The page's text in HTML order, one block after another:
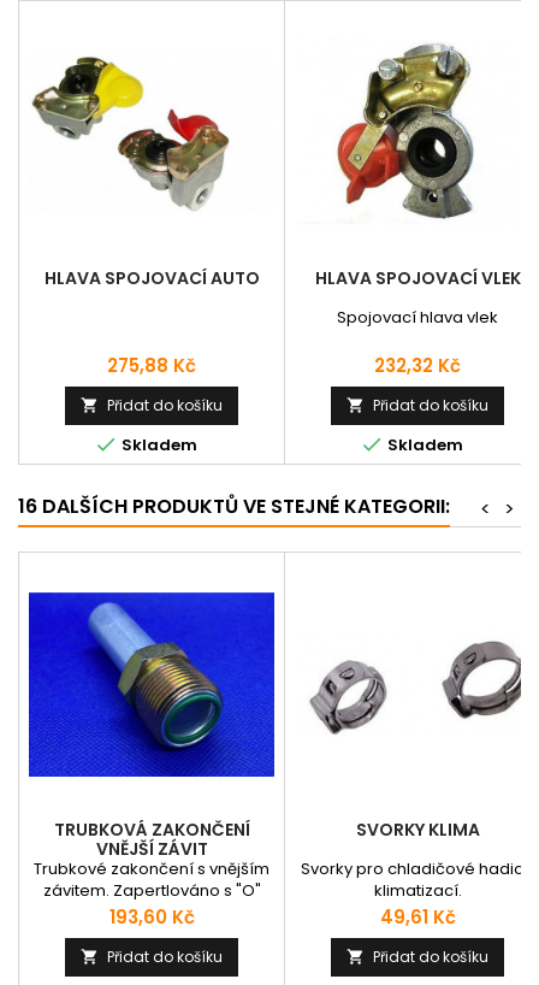
HLAVA SPOJOVACÍ AUTO
Cena
275,88 Kč
 Přidat do košíku
 Skladem
HLAVA SPOJOVACÍ VLEK
Spojovací hlava vlek
Cena
232,32 Kč
 Přidat do košíku
 Skladem
16 DALŠÍCH PRODUKTŮ VE STEJNÉ KATEGORII: >
<
TRUBKOVÁ ZAKONČENÍ
VNĚJŠÍ ZÁVIT
Trubkové zakončení s vnějším
závitem. Zapertlováno s "O"
kroužkem - vnitřní nebo vnější
umístění.
Cena
193,60 Kč
 Přidat do košíku
SVORKY KLIMA
Svorky pro chladičové hadice
klimatizací.
Cena
49,61 Kč
 Přidat do košíku